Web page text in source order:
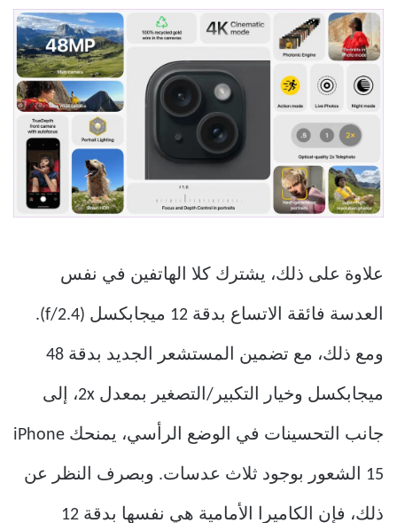
علاوة على ذلك، يشترك كلا الهاتفين في نفس
العدسة فائقة الاتساع بدقة 12 ميجابكسل (f/2.4).
ومع ذلك، مع تضمين المستشعر الجديد بدقة 48
ميجابكسل وخيار التكبير/التصغير بمعدل 2x، إلى
جانب التحسينات في الوضع الرأسي، يمنحك iPhone
15 الشعور بوجود ثلاث عدسات. وبصرف النظر عن
ذلك، فإن الكاميرا الأمامية هي نفسها بدقة 12